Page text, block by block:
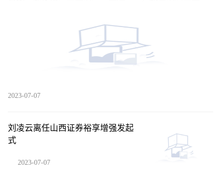
2023-07-07
刘凌云离任山西证券裕享增强发起
式
2023-07-07